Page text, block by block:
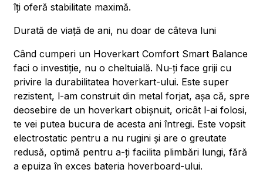
îți oferă stabilitate maximă.
Durată de viață de ani, nu doar de câteva luni
Când cumperi un Hoverkart Comfort Smart Balance
faci o investiție, nu o cheltuială. Nu-ți face griji cu
privire la durabilitatea hoverkart-ului. Este super
rezistent, l-am construit din metal forjat, așa că, spre
deosebire de un hoverkart obișnuit, oricât l-ai folosi,
te vei putea bucura de acesta ani întregi. Este vopsit
electrostatic pentru a nu rugini și are o greutate
redusă, optimă pentru a-ți facilita plimbări lungi, fără
a epuiza în exces bateria hoverboard-ului.